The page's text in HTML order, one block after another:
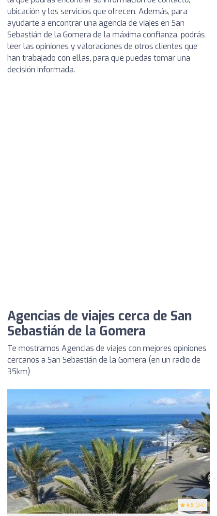
ubicación y los servicios que ofrecen. Además, para
ayudarte a encontrar una agencia de viajes en San
Sebastián de la Gomera de la máxima confianza, podrás
leer las opiniones y valoraciones de otros clientes que
han trabajado con ellas, para que puedas tomar una
decisión informada.
Agencias de viajes cerca de San
Sebastián de la Gomera
Te mostramos Agencias de viajes con mejores opiniones
cercanos a San Sebastián de la Gomera (en un radio de
35km)
4.5 (34)